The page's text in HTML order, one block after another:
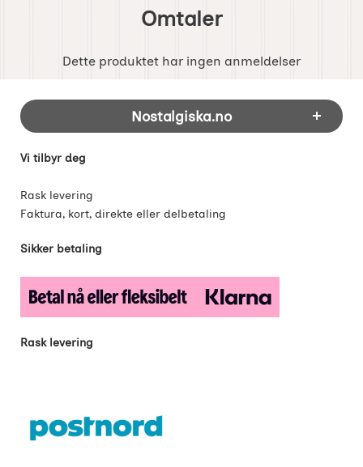
Omtaler
Dette produktet har ingen anmeldelser
Footer-innhold Blandet informasjon og
Nostalgiska.no
Vi tilbyr deg
Rask levering
Faktura, kort, direkte eller delbetaling
Sikker betaling
Rask levering